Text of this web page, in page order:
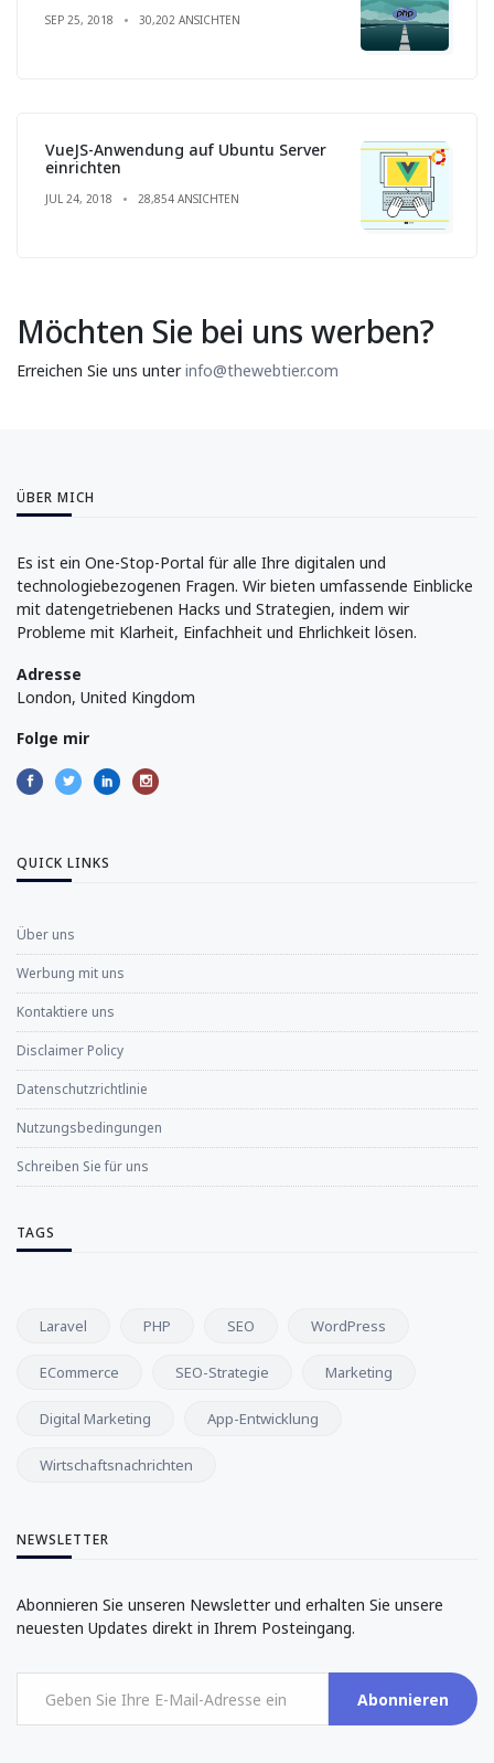
SEP 25, 2018 30,202 ANSICHTEN
VueJS-Anwendung auf Ubuntu Server
einrichten
JUL 24, 2018 28,854 ANSICHTEN
Möchten Sie bei uns werben?
Erreichen Sie uns unterinfo@thewebtier.com
ÜBER MICH
Es ist ein One-Stop-Portal für alle Ihre digitalen und
technologiebezogenen Fragen. Wir bieten umfassende Einblicke
mit datengetriebenen Hacks und Strategien, indem wir
Probleme mit Klarheit, Einfachheit und Ehrlichkeit lösen.
Adresse
London, United Kingdom
Folge mir
QUICK LINKS
Über uns
Werbung mit uns
Kontaktiere uns
Disclaimer Policy
Datenschutzrichtlinie
Nutzungsbedingungen
Schreiben Sie für uns
TAGS
Laravel PHP SEO WordPress
ECommerce SEO-Strategie Marketing
Digital Marketing App-Entwicklung
Wirtschaftsnachrichten
NEWSLETTER
Abonnieren Sie unseren Newsletter und erhalten Sie unsere
neuesten Updates direkt in Ihrem Posteingang.
Abonnieren